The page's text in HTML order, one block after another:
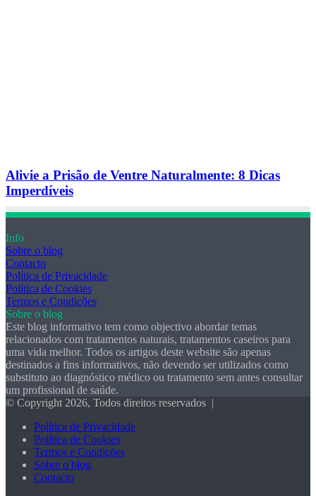
Alivie a Prisão de Ventre Naturalmente: 8 Dicas
Imperdíveis
Info
Sobre o blog
Contacto
Política de Privacidade
Política de Cookies
Termos e Condições
Sobre o blog
Este blog informativo tem como objectivo abordar temas
relacionados com tratamentos naturais, tratamentos caseiros para
uma vida melhor. Todos os artigos deste website são apenas
destinados a fins informativos, não devendo ser utilizados como
substituto ao diagnóstico médico ou tratamento sem antes consultar
um profissional de saúde.
© Copyright 2026, Todos direitos reservados |
Política de Privacidade
Política de Cookies
Termos e Condições
Sobre o blog
Contacto